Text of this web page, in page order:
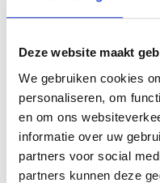
Deze website maakt
We gebruiken cookies
personaliseren, om
en om ons
informatie over uw
partners voor social
partners kunnen deze
Dinsdag 9 augustus, 20.00
Geel’38/JUMBO
Zaterdag 13 augustus,
Beker
Of